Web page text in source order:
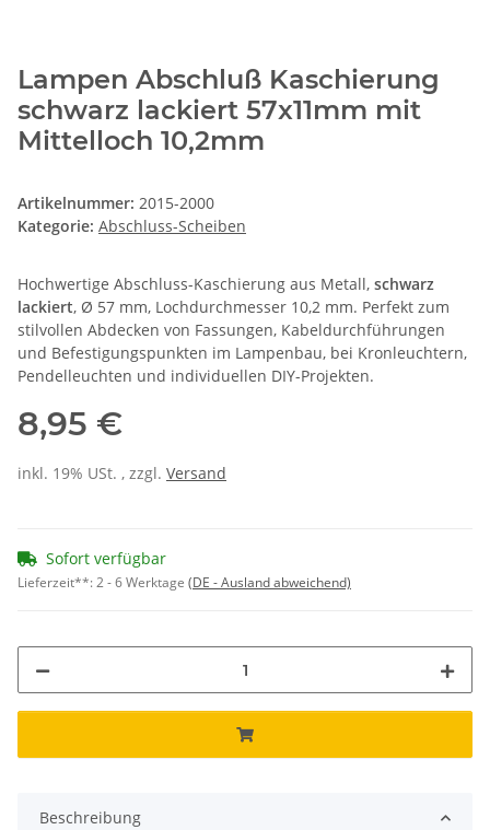
Lampen Abschluß Kaschierung
schwarz lackiert 57x11mm mit
Mittelloch 10,2mm
Artikelnummer: 2015-2000
Kategorie: Abschluss-Scheiben
Hochwertige Abschluss-Kaschierung aus Metall, schwarz
lackiert, Ø 57 mm, Lochdurchmesser 10,2 mm. Perfekt zum
stilvollen Abdecken von Fassungen, Kabeldurchführungen
und Befestigungspunkten im Lampenbau, bei Kronleuchtern,
Pendelleuchten und individuellen DIY-Projekten.
8,95 €
inkl. 19% USt. , zzgl. Versand
Sofort verfügbar
Lieferzeit**:2 - 6 Werktage (DE - Ausland abweichend)
Beschreibung